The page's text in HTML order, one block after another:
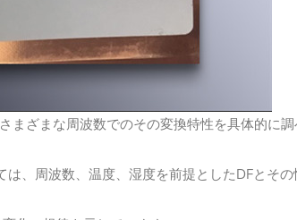
ざまな周波数でのその変換特性を具体的に調
は、周波数、温度、湿度を前提としたDFと